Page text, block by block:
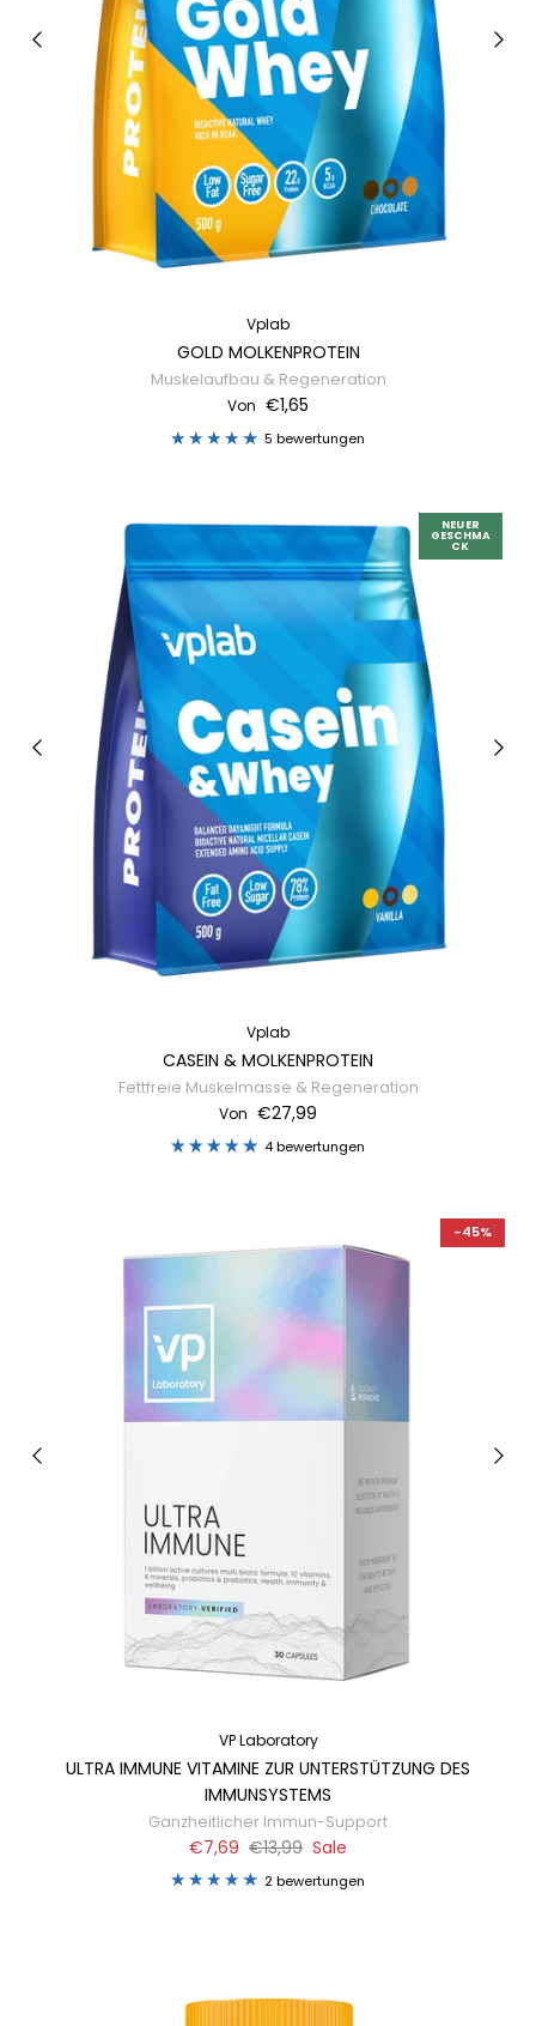
Vplab
GOLD MOLKENPROTEIN
Muskelaufbau & Regeneration
Von €1,65
5 bewertungen
NEUER
GESCHMA
CK
Vplab
CASEIN & MOLKENPROTEIN
Fettfreie Muskelmasse & Regeneration
Von €27,99
4 bewertungen
-45%
VP Laboratory
ULTRA IMMUNE VITAMINE ZUR UNTERSTÜTZUNG DES
IMMUNSYSTEMS
Ganzheitlicher Immun-Support
€7,69 €13,99 Sale
2 bewertungen